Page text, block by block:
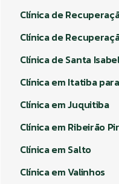
Clínica de
Clínica de
Clínica de Santa
Clínica em Itatiba
Clínica em Juquitiba
Clínica em Ribeirão
Clínica em Salto
Clínica em Valinhos